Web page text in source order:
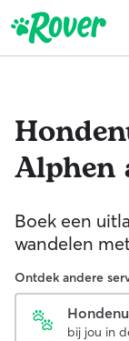
Alphen
Boek een
wandelen
Ontdek andere
bij jou in